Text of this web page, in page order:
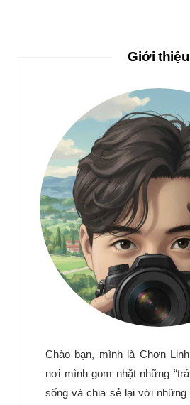
Giới thiệu
Chào bạn, mình là Chơn
nơi mình gom nhặt những
sống và chia sẻ lại với